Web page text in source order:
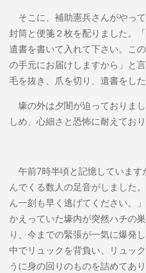
そこに、補助憲兵さんがやっ
封筒と便箋２枚を配りました。
遺書を書いて入れて下さい。こ
の手元にお届けしますから」と
毛を抜き、爪を切り、遺書をした
壕の外は夕闇が迫っておりま
しめ、心細さと恐怖に耐えており
午前7時半頃と記憶しています
んでくる数人の足音がしました
ん一刻も早く逃げてください。
かえっていた壕内が突然ハチの
り、今までの緊張が一気に爆発
中でリュックを背負い、リュッ
うに身の回りのものを詰めてあ